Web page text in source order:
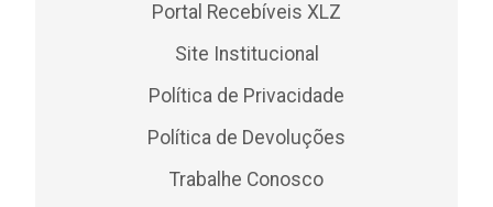
Portal Recebíveis XLZ
Site Institucional
Política de Privacidade
Política de Devoluções
Trabalhe Conosco